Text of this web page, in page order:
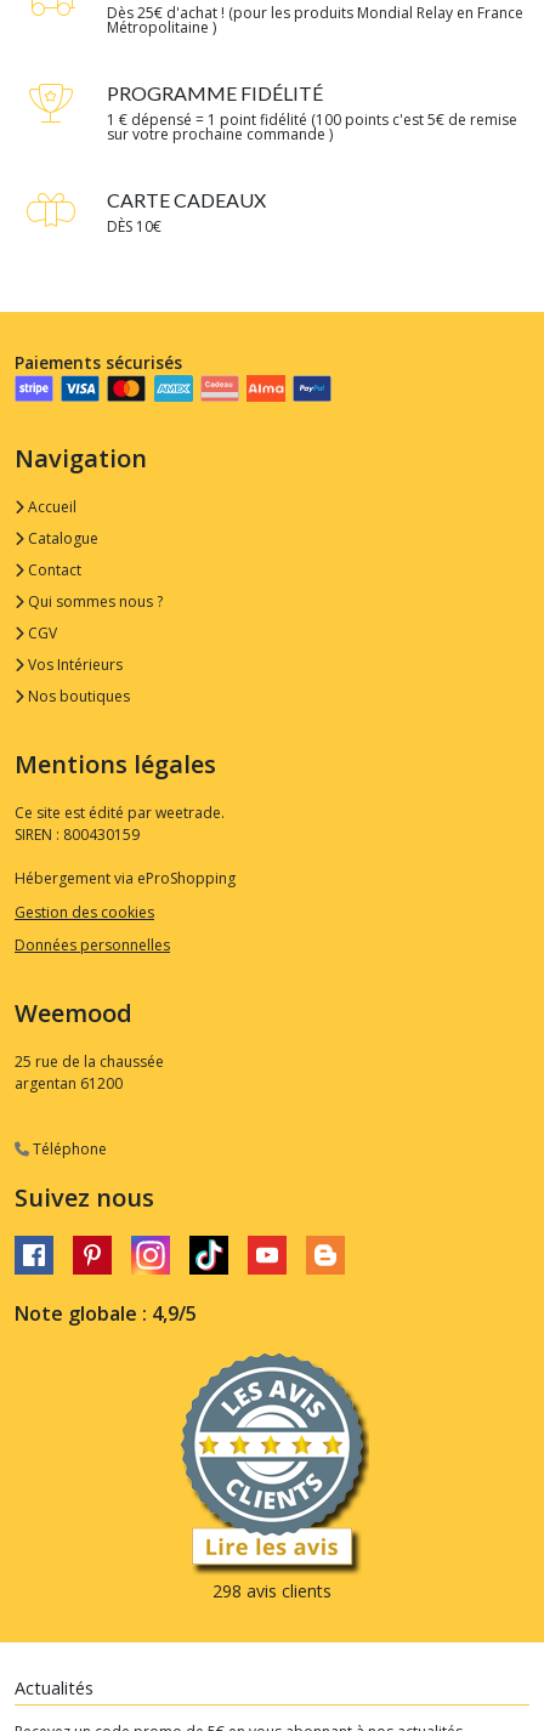
Dès 25€ d'achat ! (pour les produits Mondial Relay en France
Métropolitaine )
PROGRAMME FIDÉLITÉ
1 € dépensé = 1 point fidélité (100 points c'est 5€ de remise
sur votre prochaine commande )
CARTE CADEAUX
DÈS 10€
Paiements sécurisés
Navigation
Accueil
Catalogue
Contact
Qui sommes nous ?
CGV
Vos Intérieurs
Nos boutiques
Mentions légales
Ce site est édité par weetrade.
SIREN : 800430159
Hébergement via eProShopping
Gestion des cookies
Données personnelles
Weemood
25 rue de la chaussée
argentan 61200
Téléphone
Suivez nous
Note globale : 4,9/5
298 avis clients
Actualités